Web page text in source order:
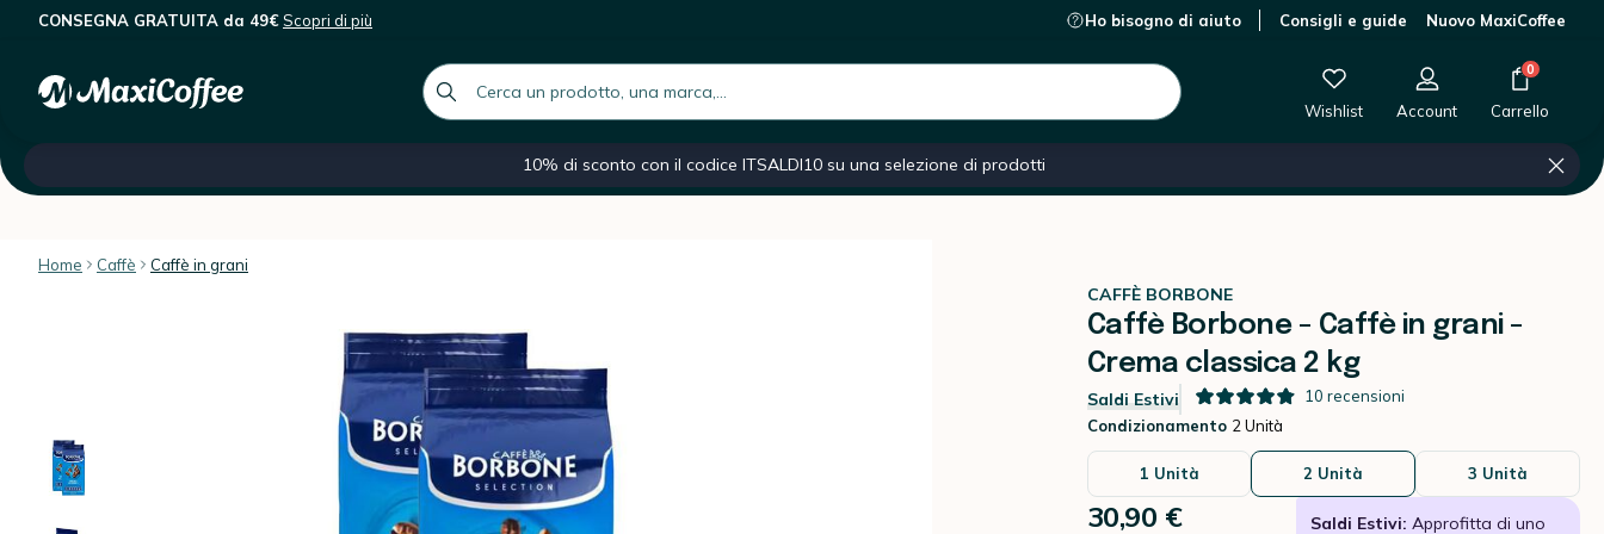
CONSEGNA GRATUITA da 49€Scopri di più Ho bisogno di aiuto Consigli e guide Nuovo MaxiCoffee
global.search.placeholder
Wishlist Account
0
Carrello
Caffè italiano Macchina caffè espresso Caffè macinato Moka
10% di sconto con il codice ITSALDI10 su una selezione di prodotti
Home Caffè Caffè in grani
CAFFÈ BORBONE
Caffè Borbone - Caffè in grani -
Crema classica 2 kg
Saldi Estivi 10 recensioni
Condizionamento 2 Unità
1 Unità 2 Unità 3 Unità
30,90 € Saldi Estivi: Approfitta di uno
Descrizione Recensioni dei clienti
30,90 € -